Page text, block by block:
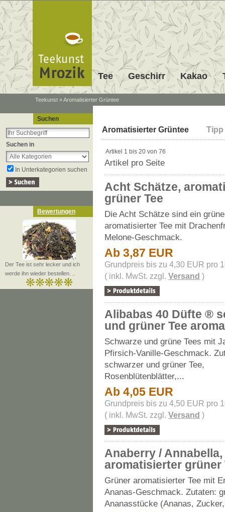
Tee Geschirr Kakao
Teekunst »Aromatisierter Grüntee
Suchen
Suchen in
In Unterkategorien suchen
Bewertungen
Der Tee ist sehr lecker und ich
werde ihn wieder bestellen. ..
Aromatisierter Grüntee Tipp
Artikel 1 bis 20 von 76
Artikel pro Seite
Acht Schätze,
grüner Tee
Die Acht Schätze sind ein
aromatisierter Tee mit
Melone-Geschmack.
Ab 3,87 EUR
Grundpreis bis zu 4,30 EUR pro
( inkl. MwSt. zzgl.Versand )
Alibabas 40 Düfte ®
und grüner Tee
Schwarze und grüne Tees mit
Pfirsich-Vanille-Geschmack.
schwarzer und grüner Tee,
Rosenblütenblätter,...
Ab 4,05 EUR
Grundpreis bis zu 4,50 EUR pro
( inkl. MwSt. zzgl.Versand )
Anaberry / Annabella,
aromatisierter grüner
Grüner aromatisierter Tee mit
Ananas-Geschmack. Zutaten:
Ananasstücke (Ananas,